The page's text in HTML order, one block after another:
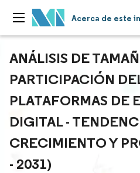
Acerca de este
ANÁLISIS DE
PARTICIPACIÓN
PLATAFORMAS DE
DIGITAL -
CRECIMIENTO Y
- 2031)